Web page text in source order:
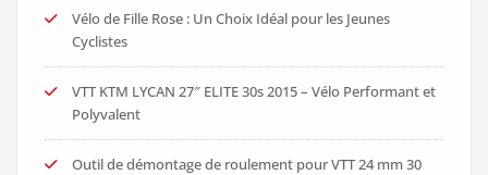
Vélo de Fille Rose : Un Choix Idéal pour les Jeunes
Cyclistes
VTT KTM LYCAN 27″ ELITE 30s 2015 – Vélo Performant et
Polyvalent
Outil de démontage de roulement pour VTT 24 mm 30